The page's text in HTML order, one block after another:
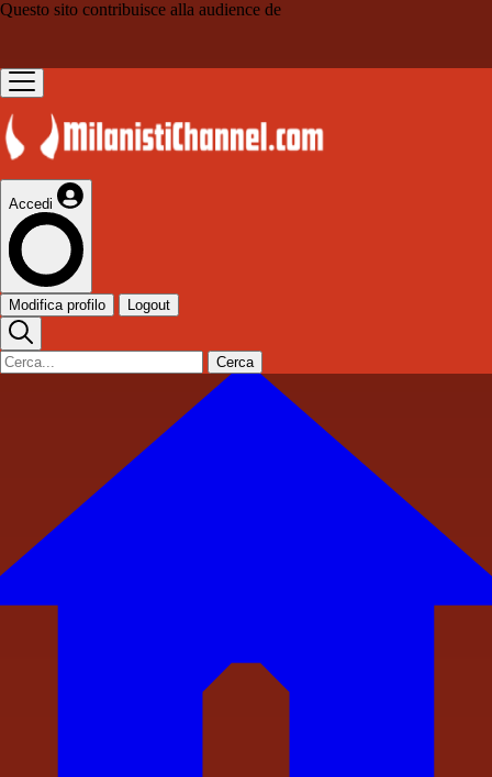
Questo sito contribuisce alla audience de
Accedi
Modifica profilo Logout
Cerca